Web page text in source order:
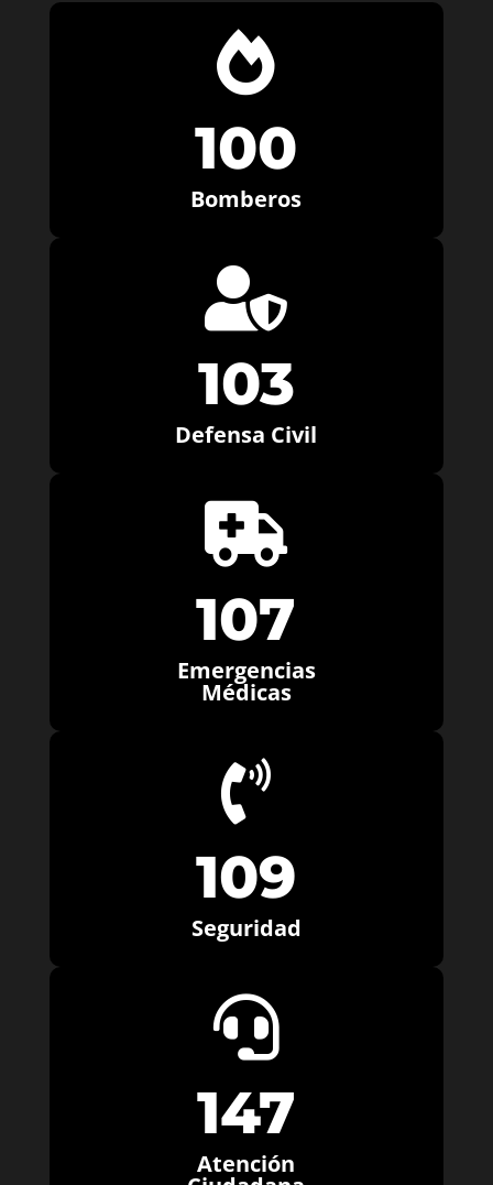

100
Bomberos

103
Defensa Civil

107
Emergencias
Médicas

109
Seguridad

147
Atención